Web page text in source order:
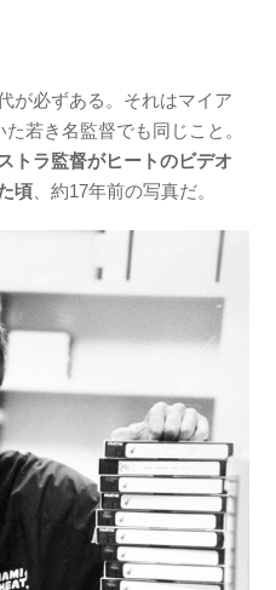
が必ずある。それはマイア
若き名監督でも同じこと。
トラ監督がヒートのビデオ
頃 、約17年前の写真だ。